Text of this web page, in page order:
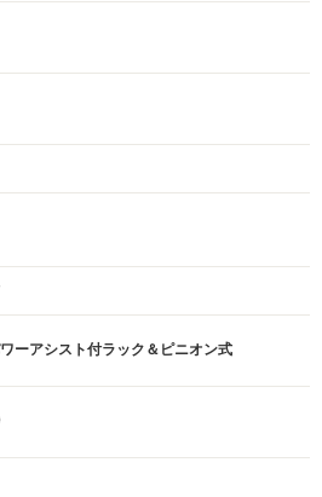
ーアシスト付ラック＆ピニオン式